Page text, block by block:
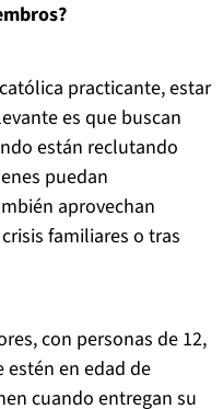
practicante, estar
es que buscan
están reclutando
puedan
aprovechan
familiares o tras
con personas de 12,
estén en edad de
cuando entregan su